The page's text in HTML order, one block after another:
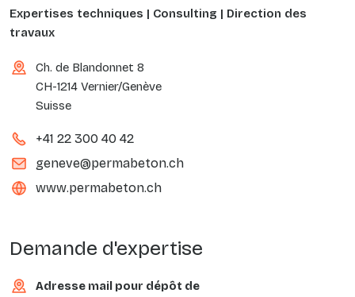
Expertises techniques | Consulting | Direction des
travaux
Ch. de Blandonnet 8
CH-1214 Vernier/Genève
Suisse
+41 22 300 40 42
geneve@permabeton.ch
www.permabeton.ch
Demande d'expertise
Adresse mail pour dépôt de